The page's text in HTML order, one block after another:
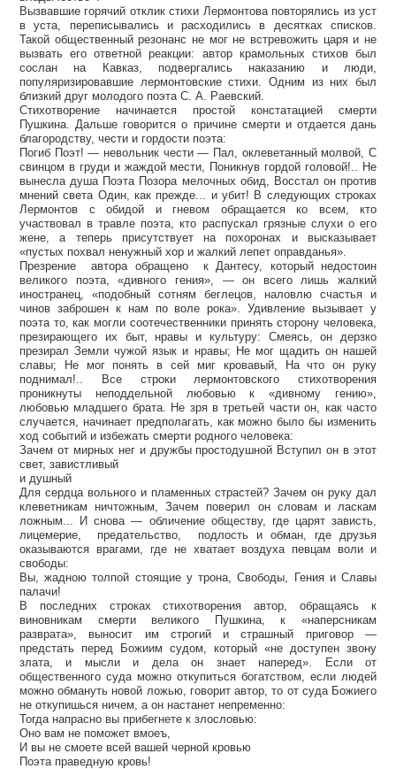
Вызвавшие горячий отклик стихи Лермонтова повторялись из уст
в уста, переписывались и расходились в десятках списков.
Такой общественный резонанс не мог не встревожить царя и не
вызвать его ответной реакции: автор крамольных стихов был
сослан на Кавказ, подвергались наказанию и люди,
популяризировавшие лермонтовские стихи. Одним из них был
близкий друг молодого поэта С. А. Раевский.
Стихотворение начинается простой констатацией смерти
Пушкина. Дальше говорится о причине смерти и отдается дань
благородству, чести и гордости поэта:
Погиб Поэт! — невольник чести — Пал, оклеветанный молвой, С
свинцом в груди и жаждой мести, Поникнув гордой головой!.. Не
вынесла душа Поэта Позора мелочных обид, Восстал он против
мнений света Один, как прежде... и убит! В следующих строках
Лермонтов с обидой и гневом обращается ко всем, кто
участвовал в травле поэта, кто распускал грязные слухи о его
жене, а теперь присутствует на похоронах и высказывает
«пустых похвал ненужный хор и жалкий лепет оправданья».
Презрение автора обращено к Дантесу, который недостоин
великого поэта, «дивного гения», — он всего лишь жалкий
иностранец, «подобный сотням беглецов, наловлю счастья и
чинов заброшен к нам по воле рока». Удивление вызывает у
поэта то, как могли соотечественники принять сторону человека,
презирающего их быт, нравы и культуру: Смеясь, он дерзко
презирал Земли чужой язык и нравы; Не мог щадить он нашей
славы; Не мог понять в сей миг кровавый, На что он руку
поднимал!.. Все строки лермонтовского стихотворения
проникнуты неподдельной любовью к «дивному гению»,
любовью младшего брата. Не зря в третьей части он, как часто
случается, начинает предполагать, как можно было бы изменить
ход событий и избежать смерти родного человека:
Зачем от мирных нег и дружбы простодушной Вступил он в этот
свет, завистливый
и душный
Для сердца вольного и пламенных страстей? Зачем он руку дал
клеветникам ничтожным, Зачем поверил он словам и ласкам
ложным... И снова — обличение обществу, где царят зависть,
лицемерие, предательство, подлость и обман, где друзья
оказываются врагами, где не хватает воздуха певцам воли и
свободы:
Вы, жадною толпой стоящие у трона, Свободы, Гения и Славы
палачи!
В последних строках стихотворения автор, обращаясь к
виновникам смерти великого Пушкина, к «наперсникам
разврата», выносит им строгий и страшный приговор —
предстать перед Божиим судом, который «не доступен звону
злата, и мысли и дела он знает наперед». Если от
общественного суда можно откупиться богатством, если людей
можно обмануть новой ложью, говорит автор, то от суда Божиего
не откупишься ничем, а он настанет непременно:
Тогда напрасно вы прибегнете к злословью:
Оно вам не поможет вмоеъ,
И вы не смоете всей вашей черной кровью
Поэта праведную кровь!